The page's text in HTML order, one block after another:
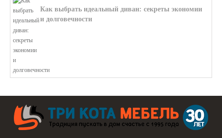
Как выбрать идеальный диван: секреты экономии
и долговечности